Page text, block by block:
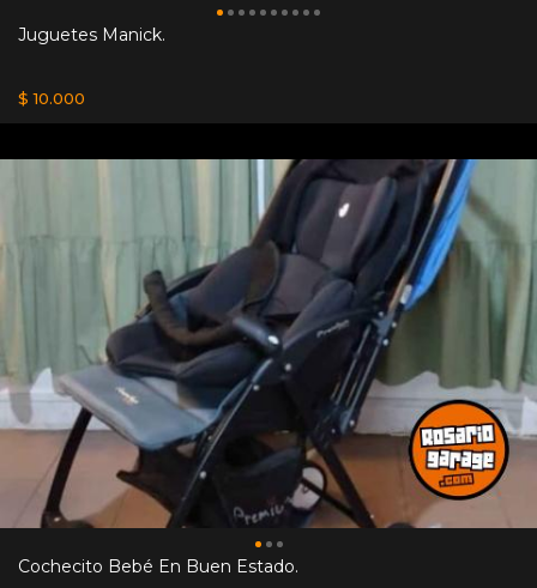
Juguetes Manick.
$ 10.000
Cochecito Bebé En Buen Estado.